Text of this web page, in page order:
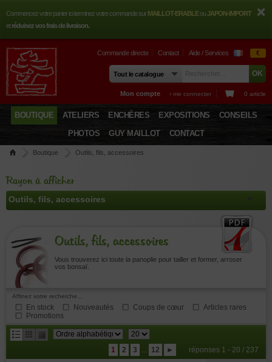
Commencez votre panier ici terminez votre commande surMAILLOT-ERABLEouJAPON-IMPORT
etréduisez vos frais de livraison.
Commande directe Contact Aide / Services €
Mon compte › me connecter 0 article
BOUTIQUE ATELIERS ENCHÈRES EXPOSITIONS
CONSEILS
PHOTOS
GUY MAILLOT CONTACT
Boutique Outils, fils, accessoires
Rayon à afficher
Outils, fils, accessoires
Vous trouverez ici toute la panoplie pour tailler et former, arroser
vos bonsaï.
Affinez votre recherche...
En stock Nouveautés Coups de cœur
Articles rares
Promotions
résultats
par
1 2 3 ... 12 ► réponses 1 - 20 / 237